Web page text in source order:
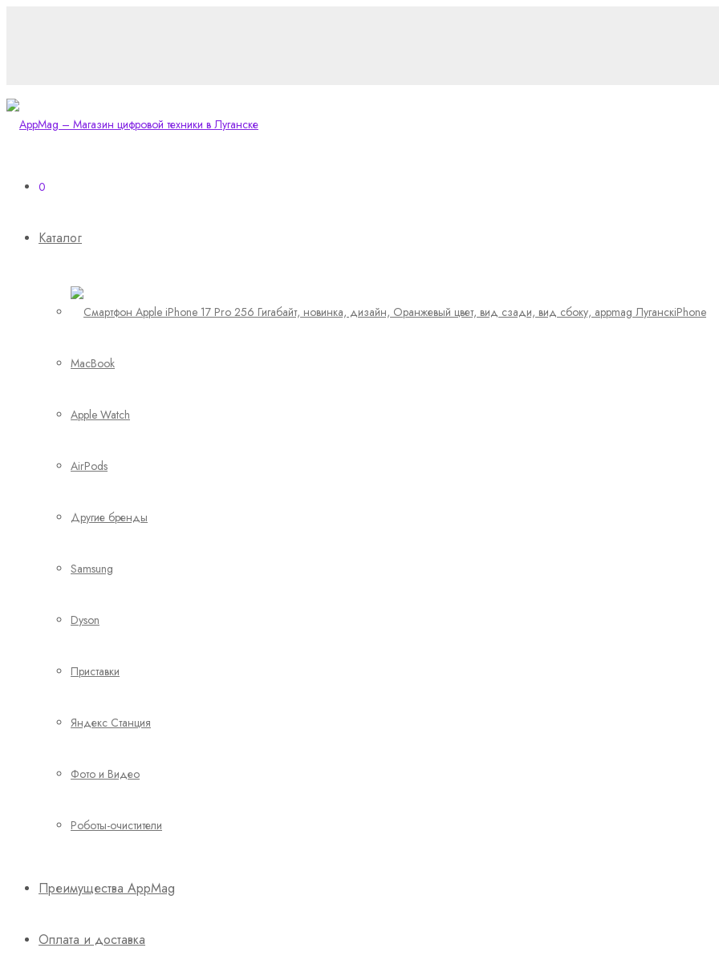
0
Каталог
iPhone
MacBook
Apple Watch
AirPods
Другие бренды
Samsung
Dyson
Приставки
Яндекс Станция
Фото и Видео
Роботы-очистители
Преимущества AppMag
Оплата и доставка